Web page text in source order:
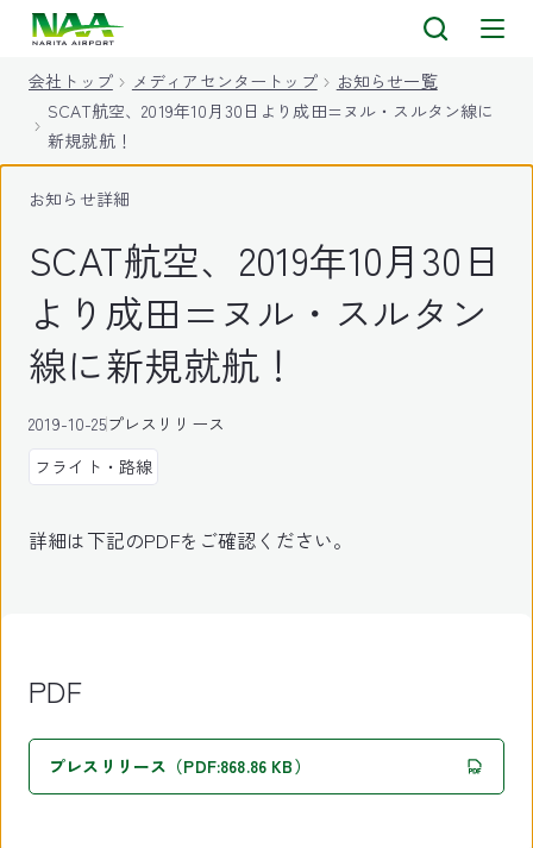
会社トップ メディアセンタートップ
お知らせ一覧
SCAT航空、2019年10月30日より成田=ヌル・スルタン線に
新規就航！
お知らせ詳細
SCAT航空、2019年10月30日
より成田=ヌル・スルタン
線に新規就航！
2019-10-25プレスリリース
フライト・路線
詳細は下記のPDFをご確認ください。
PDF
プレスリリース（PDF:868.86 KB）